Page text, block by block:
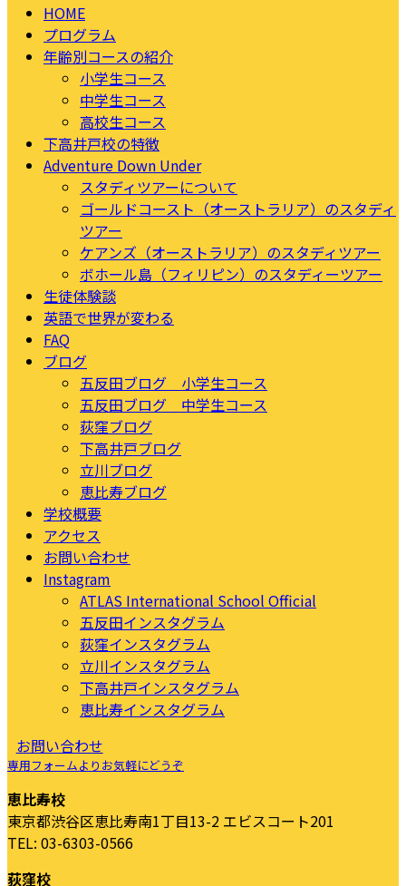
HOME
プログラム
年齢別コースの紹介
小学生コース
中学生コース
高校生コース
下高井戸校の特徴
Adventure Down Under
スタディツアーについて
ゴールドコースト（オーストラリア）のスタディ
ツアー
ケアンズ（オーストラリア）のスタディツアー
ボホール島（フィリピン）のスタディーツアー
生徒体験談
英語で世界が変わる
FAQ
ブログ
五反田ブログ 小学生コース
五反田ブログ 中学生コース
荻窪ブログ
下高井戸ブログ
立川ブログ
恵比寿ブログ
学校概要
アクセス
お問い合わせ
Instagram
ATLAS International School Official
五反田インスタグラム
荻窪インスタグラム
立川インスタグラム
下高井戸インスタグラム
恵比寿インスタグラム
お問い合わせ
専用フォームよりお気軽にどうぞ
恵比寿校
東京都渋谷区恵比寿南1丁目13-2 エビスコート201
TEL: 03-6303-0566
荻窪校